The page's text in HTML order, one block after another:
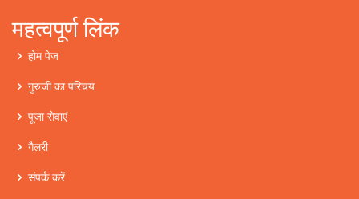
महत्वपूर्ण लिंक
होम पेज
गुरुजी का परिचय
पूजा सेवाएं
गैलरी
संपर्क करें